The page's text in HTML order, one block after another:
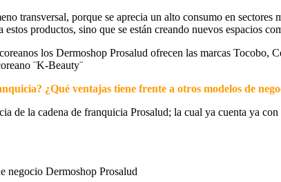
transversal, porque se aprecia un alto consumo en
productos, sino que se están creando nuevos espacios
los Dermoshop Prosalud ofrecen las marcas
¨K-Beauty¨
¿Qué ventajas tiene frente a otros modelos de
de la cadena de franquicia Prosalud; la cual ya cuenta ya
negocio Dermoshop Prosalud